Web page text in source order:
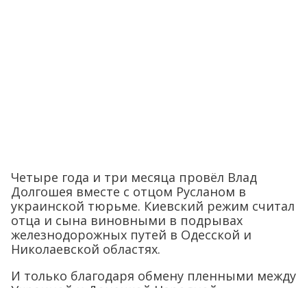
Четыре года и три месяца провёл Влад
Долгошея вместе с отцом Русланом в
украинской тюрьме. Киевский режим считал
отца и сына виновными в подрывах
железнодорожных путей в Одесской и
Николаевской областях.
И только благодаря обмену пленными между